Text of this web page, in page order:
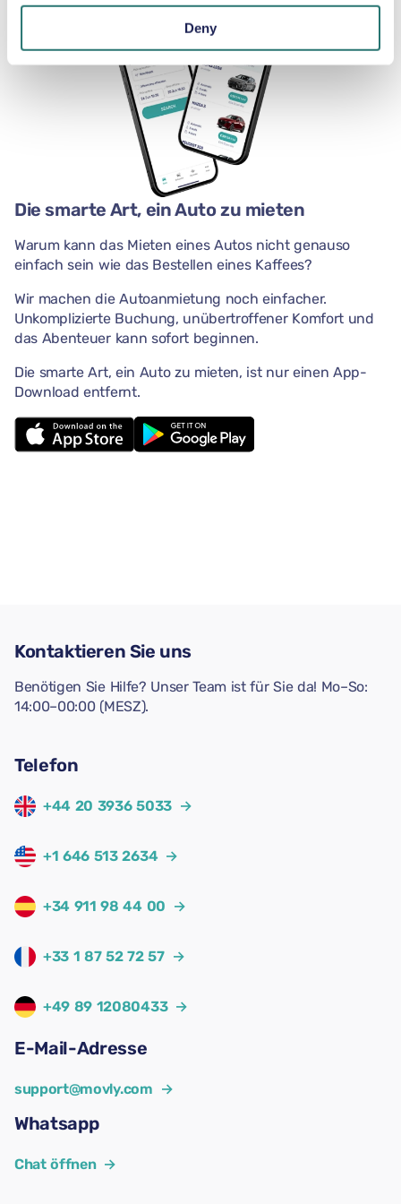
Deny
Die smarte Art, ein Auto zu mieten
Warum kann das Mieten eines Autos nicht genauso
einfach sein wie das Bestellen eines Kaffees?
Wir machen die Autoanmietung noch einfacher.
Unkomplizierte Buchung, unübertroffener Komfort und
das Abenteuer kann sofort beginnen.
Die smarte Art, ein Auto zu mieten, ist nur einen App-
Download entfernt.
Kontaktieren Sie uns
Benötigen Sie Hilfe? Unser Team ist für Sie da! Mo–So:
14:00–00:00 (MESZ).
Telefon
+44 20 3936 5033 →
+1 646 513 2634 →
+34 911 98 44 00 →
+33 1 87 52 72 57 →
+49 89 12080433 →
E-Mail-Adresse
support@movly.com →
Whatsapp
Chat öffnen →